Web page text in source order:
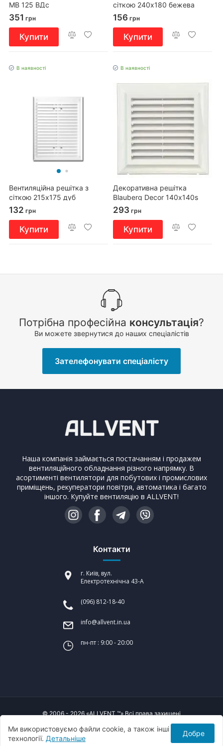
МВ 125 ВДс
351 грн
Купити
сіткою 240x180 бежева
156 грн
Купити
В наявності
Вентиляційна решітка з
сіткою 215x175 дуб
132 грн
Купити
В наявності
Декоративна решітка
Blauberg Decor 140х140s
293 грн
Купити
Потрібна професійна консультація?
Ви можете звернутися до наших спеціалістів
Зателефонувати спеціалісту
Наша компанія займається постачанням і продажем
вентиляційного обладнання різного напрямку. В
асортименті вентилятори для побутових і промислових
приміщень, рекуператори повітря, автоматика і багато
іншого. Купуйте вентиляцію в ALLVENT!
Контакти
г. Київ, вул.
Електротехнічна 43-А
(096) 812-18-40
info@allvent.in.ua
пн-пт : 9:00 - 20:00
© 2006 - 2026 «ALLVENT ™» Всі права захищені
Створення сайтів:
Ми використовуємо файли cookie, а також інші
технології. Детальніше
Добре